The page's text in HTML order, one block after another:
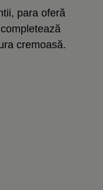
para oferă
cremoasă.